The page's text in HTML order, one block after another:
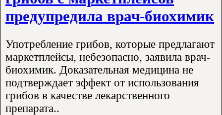
предупредила врач-биохимик
Употребление грибов, которые предлагают
маркетплейсы, небезопасно, заявила врач-
биохимик. Доказательная медицина не
подтверждает эффект от использования
грибов в качестве лекарственного
препарата..